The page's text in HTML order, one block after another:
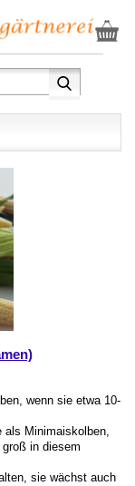
wenn sie etwa 10-
als Minimaiskolben,
in diesem
sie wächst auch